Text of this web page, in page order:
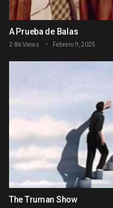
A Prueba de Balas
2.8k Views Febrero 9, 2025
The Truman Show